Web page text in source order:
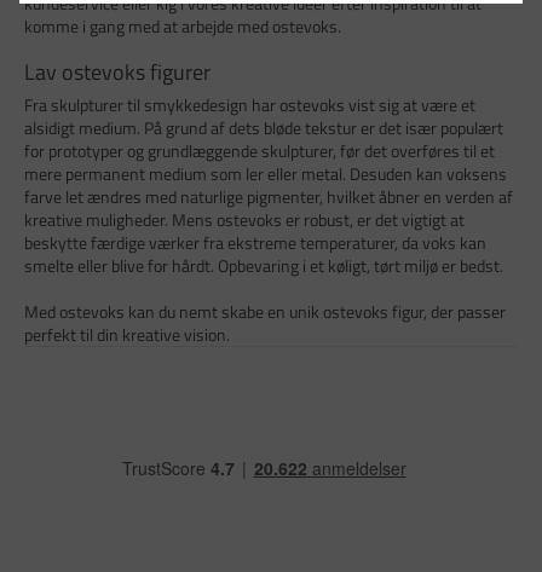
komme i gang med at arbejde med ostevoks.
Lav ostevoks figurer
Fra skulpturer til smykkedesign har ostevoks vist sig at være et
alsidigt medium. På grund af dets bløde tekstur er det især populært
for prototyper og grundlæggende skulpturer, før det overføres til et
mere permanent medium som ler eller metal. Desuden kan voksens
farve let ændres med naturlige pigmenter, hvilket åbner en verden af
kreative muligheder. Mens ostevoks er robust, er det vigtigt at
beskytte færdige værker fra ekstreme temperaturer, da voks kan
smelte eller blive for hårdt. Opbevaring i et køligt, tørt miljø er bedst.
Med ostevoks kan du nemt skabe en unik ostevoks figur, der passer
perfekt til din kreative vision.